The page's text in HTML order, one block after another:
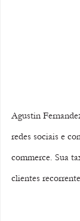
Agustin
redes sociais e
commerce. Sua
clientes